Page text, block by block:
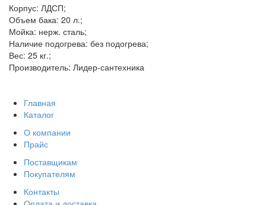
Корпус: ЛДСП;
Объем бака: 20 л.;
Мойка: нерж. сталь;
Наличие подогрева: без подогрева;
Вес: 25 кг.;
Производитель: Лидер-сантехника
Главная
Каталог
О компании
Прайс
Поставщикам
Покупателям
Контакты